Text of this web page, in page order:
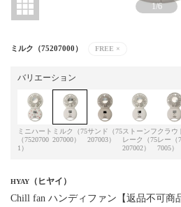
1/6
ミルク（75207000） FREE ×
バリエーション
ミニハート
（7520700
1）
ミルク（75
207000）
サンド（75
207003）
ストーンフ
レーク（75
207002）
クラウ
レー（
7005）
HYAY （ヒヤイ）
Chill fan ハンディファン【返品不可商